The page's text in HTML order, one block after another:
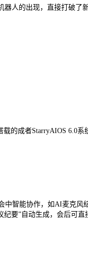
器人的出现，直接打破了
载的成者StarryAIOS 6.0
智能协作，如AI麦克
要”自动生成，会后可直